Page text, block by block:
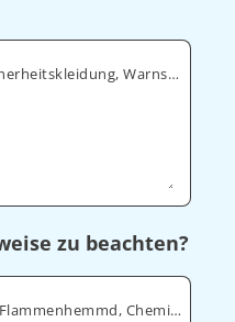
Standard Arbeitskleidung, PSA Sicherheitskleidung, Warnschutz, ESD
zu beachten?
Zum Beispiel: Wasserabweisende, Flammenhemmd, Chemikalienabweisende